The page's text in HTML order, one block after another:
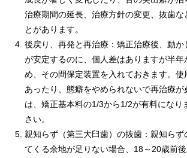
治療期間の延長、治療方針の変更、抜歯な
とがあります。
後戻り、再発と再治療：矯正治療後、動か
が安定するのに、個人差はありますが半年
め、その間保定装置を入れておきます。使
あったり、態癖をやめられないで再治療が
は、矯正基本料の1/3から1/2が有料になり
さい。
親知らず（第三大臼歯）の抜歯：親知らず
てくる余地が足りない場合、18～20歳前